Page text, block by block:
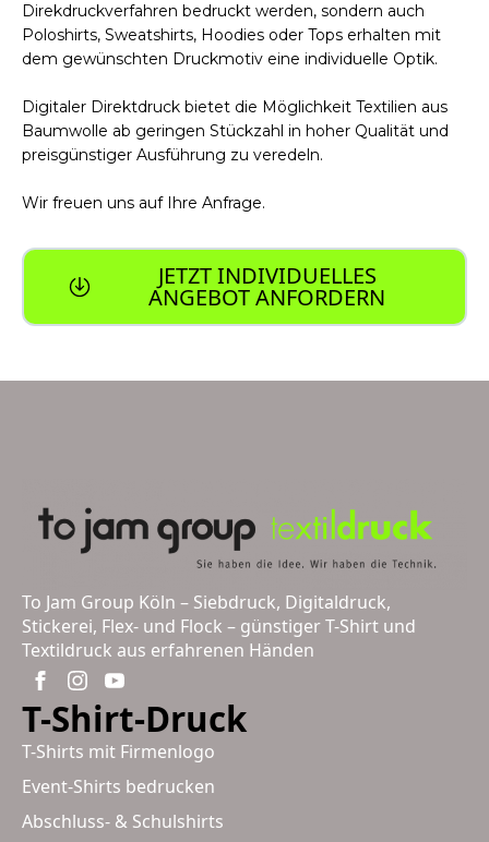
Direkdruckverfahren bedruckt werden, sondern auch
Poloshirts, Sweatshirts, Hoodies oder Tops erhalten mit
dem gewünschten Druckmotiv eine individuelle Optik.
Digitaler Direktdruck bietet die Möglichkeit Textilien aus
Baumwolle ab geringen Stückzahl in hoher Qualität und
preisgünstiger Ausführung zu veredeln.
Wir freuen uns auf Ihre Anfrage.
JETZT INDIVIDUELLES
ANGEBOT ANFORDERN
To Jam Group Köln – Siebdruck, Digitaldruck,
Stickerei, Flex- und Flock – günstiger T-Shirt und
Textildruck aus erfahrenen Händen
T-Shirt-Druck
T-Shirts mit Firmenlogo
Event-Shirts bedrucken
Abschluss- & Schulshirts